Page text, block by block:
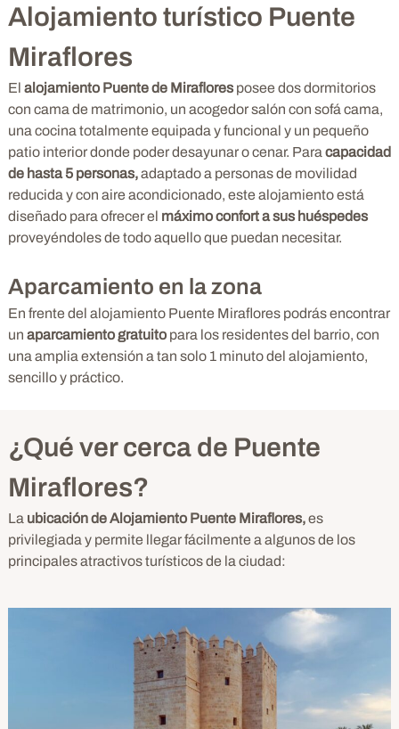
Alojamiento turístico Puente
Miraflores
El alojamiento Puente de Mirafloresposee dos dormitorios
con cama de matrimonio, un acogedor salón con sofá cama,
una cocina totalmente equipada y funcional y un pequeño
patio interior donde poder desayunar o cenar. Para capacidad
de hasta 5 personas,adaptado a personas de movilidad
reducida y con aire acondicionado, este alojamiento está
diseñado para ofrecer el máximo confort a sus huéspedes
proveyéndoles de todo aquello que puedan necesitar.
Aparcamiento en la zona
En frente del alojamiento Puente Miraflores podrás encontrar
un aparcamiento gratuitopara los residentes del barrio, con
una amplia extensión a tan solo 1 minuto del alojamiento,
sencillo y práctico.
¿Qué ver cerca de Puente
Miraflores?
La ubicación de Alojamiento Puente Miraflores,es
privilegiada y permite llegar fácilmente a algunos de los
principales atractivos turísticos de la ciudad: